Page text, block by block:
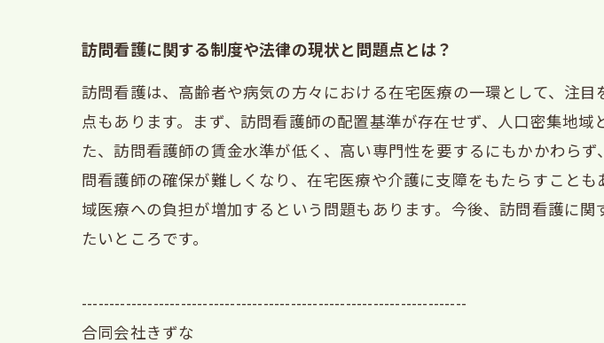
訪問看護に関する制度や法律の現状と問題点とは？
訪問看護は、高齢者や病気の方々における在宅医療の一環として、注
点もあります。まず、訪問看護師の配置基準が存在せず、人口密集地
た、訪問看護師の賃金水準が低く、高い専門性を要するにもかかわら
問看護師の確保が難しくなり、在宅医療や介護に支障をもたらすこと
域医療への負担が増加するという問題もあります。今後、訪問看護に
たいところです。
----------------------------------------------------------------------
合同会社きずな